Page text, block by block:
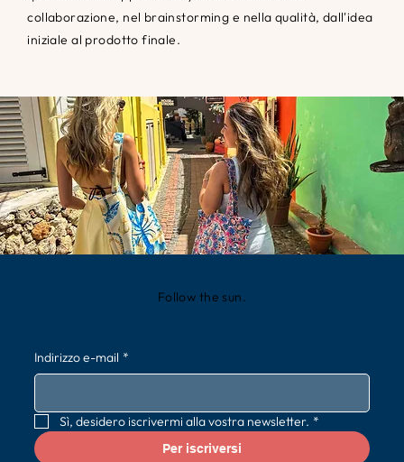
collaborazione, nel brainstorming e nella qualità, dall'idea
iniziale al prodotto finale.
Follow the sun.
Indirizzo e-mail *
Sì, desidero iscrivermi alla vostra newsletter. *
Per iscriversi